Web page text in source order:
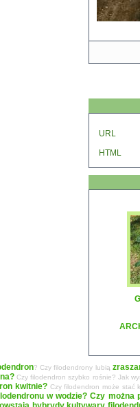
URL
HTML
? Czy filodendrony lubią
Czy filodendron szybko rośnie? Jak
kwitnie? Czy filodendron może stać
w wodzie? Czy można